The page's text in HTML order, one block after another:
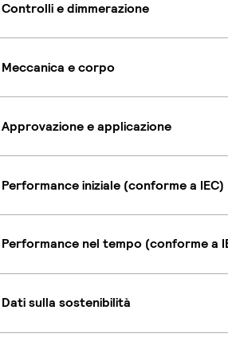
Controlli e dimmerazione
Meccanica e corpo
Approvazione e applicazione
Performance iniziale (conforme a IEC)
Performance nel tempo (conforme a
Dati sulla sostenibilità